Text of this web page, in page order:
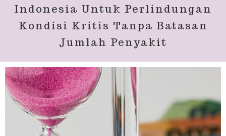
Indonesia Untuk Perlindungan
Kondisi Kritis Tanpa Batasan
Jumlah Penyakit